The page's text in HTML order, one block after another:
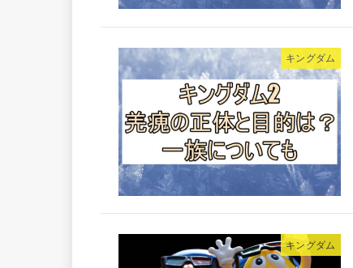
キングダム
キングダム